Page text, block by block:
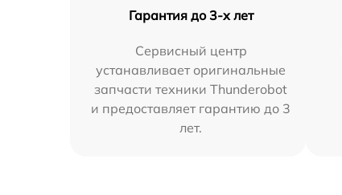
Гарантия до 3-х лет
Сервисный центр
устанавливает оригинальные
запчасти техники Thunderobot
и предоставляет гарантию до 3
лет.